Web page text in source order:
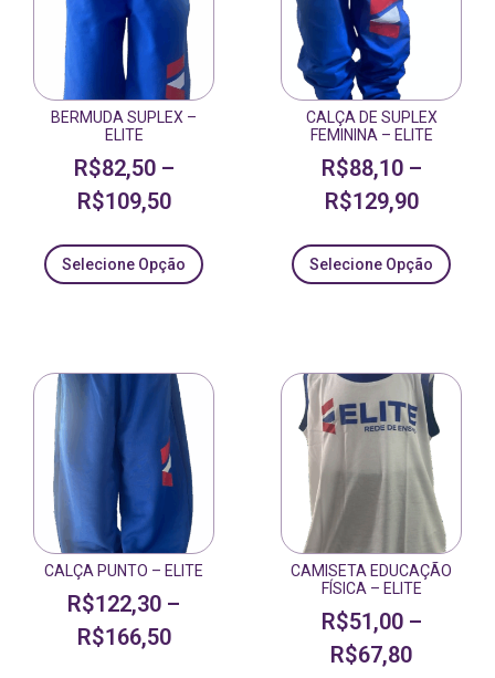
BERMUDA SUPLEX –
ELITE
R$82,50–
R$109,50
Selecione Opção
CALÇA DE SUPLEX
FEMININA – ELITE
R$88,10–
R$129,90
Selecione Opção
CALÇA PUNTO – ELITE
R$122,30 –
R$166,50
CAMISETA EDUCAÇÃO
FÍSICA – ELITE
R$51,00–
R$67,80